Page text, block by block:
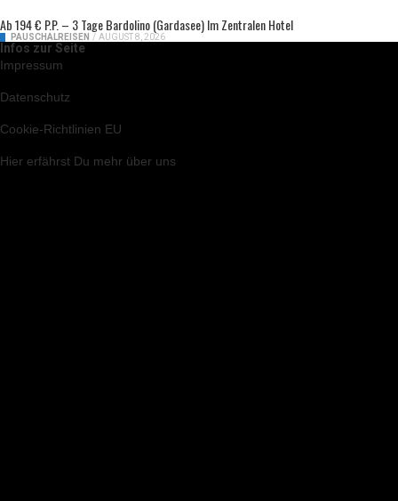
Ab 194 € P.P. – 3 Tage Bardolino (Gardasee) Im Zentralen Hotel
PAUSCHALREISEN / AUGUST 8, 2026
Infos zur Seite
Impressum
Datenschutz
Cookie-Richtlinien EU
Hier erfährst Du mehr über uns